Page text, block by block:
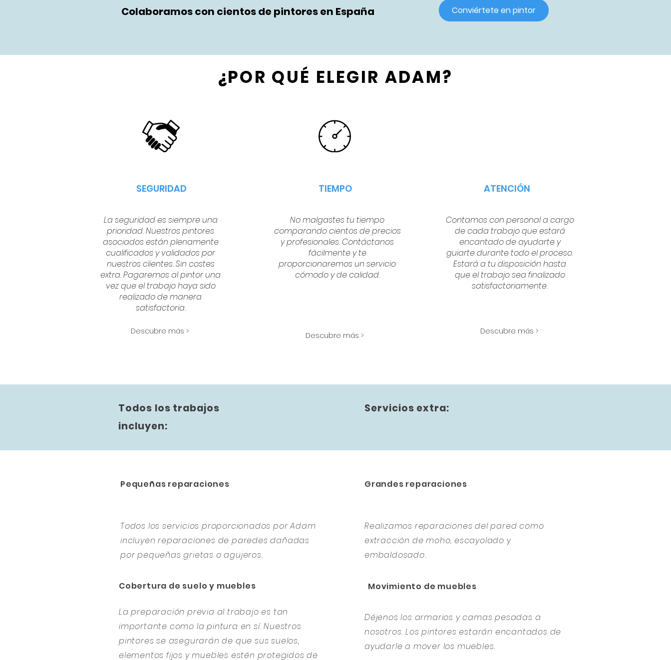
Colaboramos con cientos de pintores en España Conviértete en pintor
SEGURIDAD
La seguridad es siempre una
prioridad. Nuestros pintores
asociados están plenamente
cualificados y validados por
nuestros clientes. Sin costes
extra. Pagaremos al pintor una
vez que el trabajo haya sido
realizado de manera
satisfactoria.
Descubre más >
TIEMPO
No malgastes tu tiempo
comparando cientos de precios
y profesionales. Contáctanos
fácilmente y te
proporcionaremos un servicio
cómodo y de calidad.
Descubre más >
ATENCIÓN
Contamos con personal a cargo
de cada trabajo que estará
encantado de ayudarte y
guiarte durante todo el proceso.
Estará a tu disposición hasta
que el trabajo sea finalizado
satisfactoriamente.
Descubre más >
¿POR QUÉ ELEGIR ADAM?
Todos los trabajos
incluyen:
Servicios extra:
Pequeñas reparaciones
Todos los servicios proporcionados por Adam
incluyen reparaciones de paredes dañadas
por pequeñas grietas o agujeros.
Cobertura de suelo y muebles
La preparación previa al trabajo es tan
importante como la pintura en sí. Nuestros
pintores se asegurarán de que sus suelos,
elementos fijos y muebles estén protegidos de
Grandes reparaciones
Realizamos reparaciones del pared como
extracción de moho, escayolado y
embaldosado.
Movimiento de muebles
Déjenos los armarios y camas pesadas a
nosotros. Los pintores estarán encantados de
ayudarle a mover los muebles.